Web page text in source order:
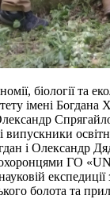
біології та
імені Богдана
випускники
і Олександр
ГО
болота та